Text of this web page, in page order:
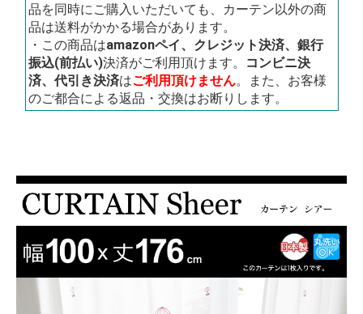
品を同時にご購入いただいても、カーテン以外の商
品は送料がかかる場合があります。
・この商品はamazonペイ、クレジット決済、銀行
振込(前払い)決済がご利用頂けます。 コンビニ決
済、代引き決済はご利用頂けません。また、お客様
のご都合による返品・交換はお断りします。